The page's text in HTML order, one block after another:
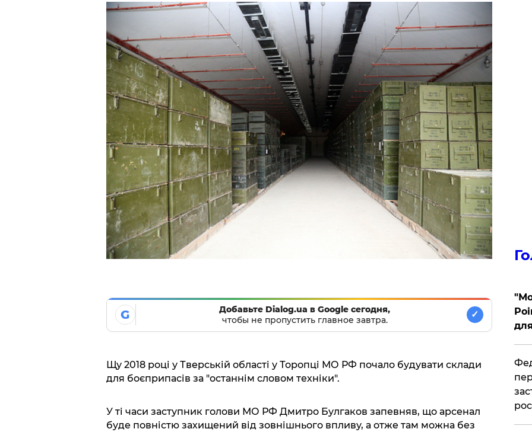
G
Добавьте Dialog.ua в Google сегодня,
чтобы не пропустить главное завтра.
✓
Щу 2018 році у Тверській області у Торопці МО РФ почало будувати склади
для боєприпасів за "останнім словом техніки".
У ті часи заступник голови МО РФ Дмитро Булгаков запевняв, що арсенал
буде повністю захищений від зовнішнього впливу, а отже там можна без